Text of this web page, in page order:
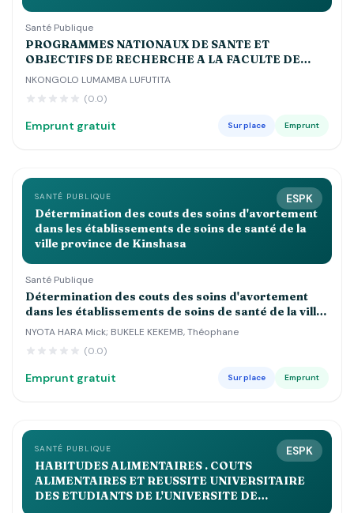
Santé Publique
PROGRAMMES NATIONAUX DE SANTE ET
OBJECTIFS DE RECHERCHE A LA FACULTE DE
MEDECINE A LUNIVERSITE DE KINSHASA
NKONGOLO LUMAMBA LUFUTITA
(0.0)
Emprunt gratuit Sur place Emprunt
ESPK
SANTÉ PUBLIQUE
Détermination des couts des soins d'avortement
dans les établissements de soins de santé de la
ville province de Kinshasa
Santé Publique
Détermination des couts des soins d'avortement
dans les établissements de soins de santé de la ville
province de Kinshasa
NYOTA HARA Mick; BUKELE KEKEMB, Théophane
(0.0)
Emprunt gratuit Sur place Emprunt
ESPK
SANTÉ PUBLIQUE
HABITUDES ALIMENTAIRES . COUTS
ALIMENTAIRES ET REUSSITE UNIVERSITAIRE
DES ETUDIANTS DE L'UNIVERSITE DE